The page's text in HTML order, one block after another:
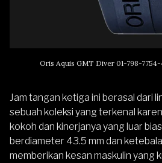
Oris Aquis GMT Diver 01-798-
Jam tangan ketiga ini berasal dari
sebuah koleksi yang terkenal
kokoh dan kinerjanya yang luar
berdiameter 43.5 mm dan
memberikan kesan maskulin yang